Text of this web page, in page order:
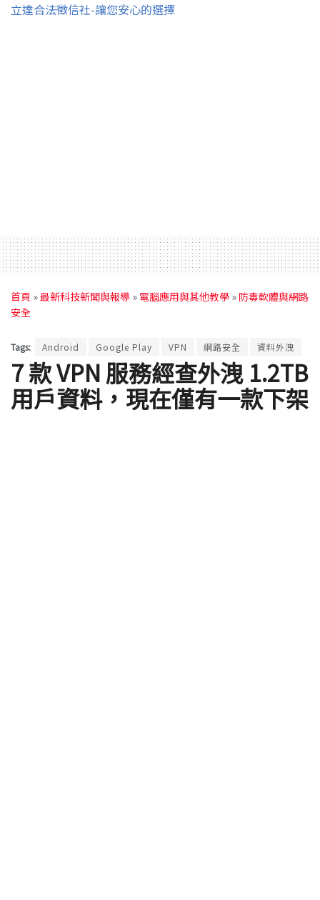
立達合法徵信社-讓您安心的選擇
首頁 »最新科技新聞與報導 » 電腦應用與其他教學 » 防毒軟體與網路
安全
Tags: Android Google Play VPN 網路安全 資料外洩
7 款 VPN 服務經查外洩 1.2TB
用戶資料，現在僅有一款下架